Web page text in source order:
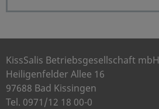
KissSalis Betriebsgesellschaft mbH
Heiligenfelder Allee 16
97688 Bad Kissingen
Tel. 0971/12 18 00-0